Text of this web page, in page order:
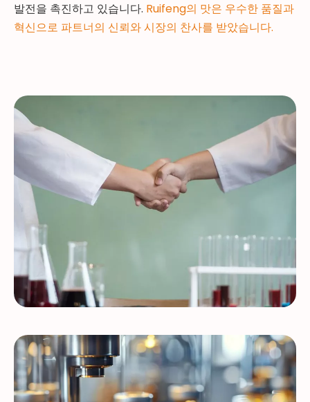
발전을 촉진하고 있습니다. Ruifeng의 맛은 우수한 품질과
혁신으로 파트너의 신뢰와 시장의 찬사를 받았습니다.